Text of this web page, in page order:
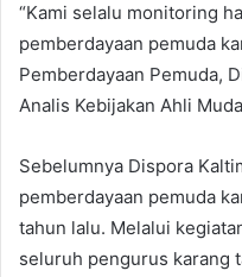
“Kami selalu monitoring
pemberdayaan pemuda
Pemberdayaan Pemuda,
Analis Kebijakan Ahli
Sebelumnya Dispora
pemberdayaan pemuda
tahun lalu. Melalui
seluruh pengurus karang